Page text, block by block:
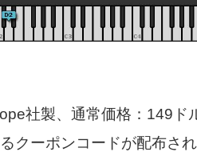
社製、通常価格：149ド
クーポンコードが配布され